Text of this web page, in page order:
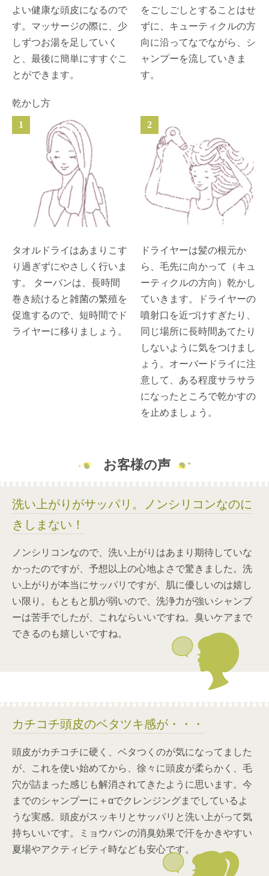
よい健康な頭皮になるので
す。マッサージの際に、少
しずつお湯を足していく
と、最後に簡単にすすぐこ
とができます。
をごしごしとすることはせ
ずに、キューティクルの方
向に沿ってなでながら、シ
ャンプーを流していきま
す。
乾かし方
1
タオルドライはあまりこす
り過ぎずにやさしく行いま
す。 ターバンは、長時間
巻き続けると雑菌の繁殖を
促進するので、短時間でド
ライヤーに移りましょう。
2
ドライヤーは髪の根元か
ら、毛先に向かって（キュ
ーティクルの方向）乾かし
ていきます。ドライヤーの
噴射口を近づけすぎたり、
同じ場所に長時間あてたり
しないように気をつけまし
ょう。オーバードライに注
意して、ある程度サラサラ
になったところで乾かすの
を止めましょう。
お客様の声
洗い上がりがサッパリ。ノンシリコンなのに
きしまない！
ノンシリコンなので、洗い上がりはあまり期待していな
かったのですが、予想以上の心地よさで驚きました。洗
い上がりが本当にサッパリですが、肌に優しいのは嬉し
い限り。もともと肌が弱いので、洗浄力が強いシャンプ
ーは苦手でしたが、これならいいですね。臭いケアまで
できるのも嬉しいですね。
カチコチ頭皮のベタツキ感が・・・
頭皮がカチコチに硬く、ベタつくのが気になってました
が、これを使い始めてから、徐々に頭皮が柔らかく、毛
穴が詰まった感じも解消されてきたように思います。今
までのシャンプーに＋αでクレンジングまでしているよ
うな実感。頭皮がスッキリとサッパリと洗い上がって気
持ちいいです。ミョウバンの消臭効果で汗をかきやすい
夏場やアクティビティ時なども安心です。